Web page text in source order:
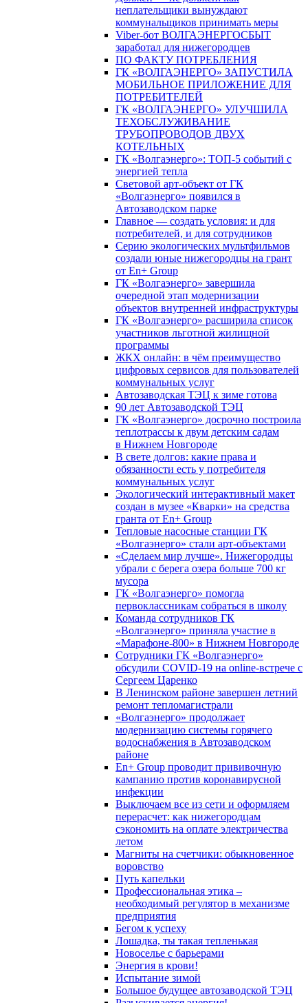
неплательщики вынуждают
коммунальщиков принимать меры
Viber-бот ВОЛГАЭНЕРГОСБЫТ
заработал для нижегородцев
ПО ФАКТУ ПОТРЕБЛЕНИЯ
ГК «ВОЛГАЭНЕРГО» ЗАПУСТИЛА
МОБИЛЬНОЕ ПРИЛОЖЕНИЕ ДЛЯ
ПОТРЕБИТЕЛЕЙ
ГК «ВОЛГАЭНЕРГО» УЛУЧШИЛА
ТЕХОБСЛУЖИВАНИЕ
ТРУБОПРОВОДОВ ДВУХ
КОТЕЛЬНЫХ
ГК «Волгаэнерго»: ТОП-5 событий с
энергией тепла
Световой арт-объект от ГК
«Волгаэнерго» появился в
Автозаводском парке
Главное — создать условия: и для
потребителей, и для сотрудников
Серию экологических мультфильмов
создали юные нижегородцы на грант
от En+ Group
ГК «Волгаэнерго» завершила
очередной этап модернизации
объектов внутренней инфраструктуры
ГК «Волгаэнерго» расширила список
участников льготной жилищной
программы
ЖКХ онлайн: в чём преимущество
цифровых сервисов для пользователей
коммунальных услуг
Автозаводская ТЭЦ к зиме готова
90 лет Автозаводской ТЭЦ
ГК «Волгаэнерго» досрочно построила
теплотрассы к двум детским садам
в Нижнем Новгороде
В свете долгов: какие права и
обязанности есть у потребителя
коммунальных услуг
Экологический интерактивный макет
создан в музее «Кварки» на средства
гранта от En+ Group
Тепловые насосные станции ГК
«Волгаэнерго» стали арт-объектами
«Сделаем мир лучше». Нижегородцы
убрали с берега озера больше 700 кг
мусора
ГК «Волгаэнерго» помогла
первоклассникам собраться в школу
Команда сотрудников ГК
«Волгаэнерго» приняла участие в
«Марафоне-800» в Нижнем Новгороде
Сотрудники ГК «Волгаэнерго»
обсудили COVID-19 на online-встрече с
Сергеем Царенко
В Ленинском районе завершен летний
ремонт тепломагистрали
«Волгаэнерго» продолжает
модернизацию системы горячего
водоснабжения в Автозаводском
районе
En+ Group проводит прививочную
кампанию против коронавирусной
инфекции
Выключаем все из сети и оформляем
перерасчет: как нижегородцам
сэкономить на оплате электричества
летом
Магниты на счетчики: обыкновенное
воровство
Путь капельки
Профессиональная этика –
необходимый регулятор в механизме
предприятия
Бегом к успеху
Лошадка, ты такая тепленькая
Новоселье с барьерами
Энергия в крови!
Испытание зимой
Большое будущее автозаводской ТЭЦ